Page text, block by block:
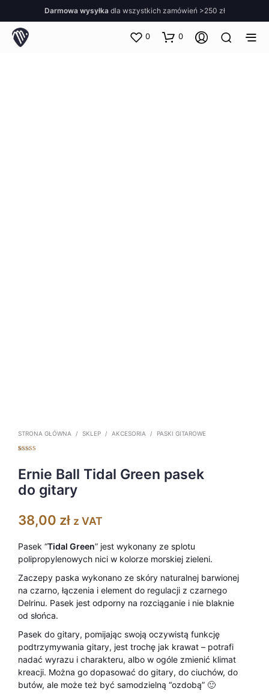
Darmowa wysyłka dla wszystkich zamówień >250 zł
0 0
STRONA GŁÓWNA / SKLEP / AKCESORIA / PASKI GITAROWE
podstawie
ocen
klientów
Ernie Ball Tidal Green pasek
do gitary
38,00 zł z VAT
Pasek “Tidal Green” jest wykonany ze splotu
polipropylenowych nici w kolorze morskiej zieleni.
Zaczepy paska wykonano ze skóry naturalnej barwionej
na czarno, łączenia i element do regulacji z czarnego
Delrinu. Pasek jest odporny na rozciąganie i nie blaknie
od słońca.
Pasek do gitary, pomijając swoją oczywistą funkcję
podtrzymywania gitary, jest trochę jak krawat – potrafi
nadać wyrazu i charakteru, albo w ogóle zmienić klimat
kreacji. Można go dopasować do gitary, do ciuchów, do
butów, ale może też być samodzielną “ozdobą” 🙂